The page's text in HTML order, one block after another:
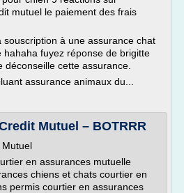
mutuel le paiement des frais
souscription à une assurance chat
fuyez réponse de brigitte
cette assurance.
assurance animaux du...
Mutuel – BOTRRR
en assurances mutuelle
chiens et chats courtier en
permis courtier en assurances